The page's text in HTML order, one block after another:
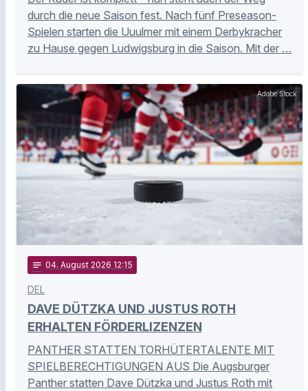
durch die neue Saison fest. Nach fünf Preseason-
Spielen starten die Uuulmer mit einem Derbykracher
zu Hause gegen Ludwigsburg in die Saison. Mit der …
Adobe Stock
notes 04. August 2026 12:15
DEL
DAVE DÜTZKA UND JUSTUS ROTH
ERHALTEN FÖRDERLIZENZEN
PANTHER STATTEN TORHÜTERTALENTE MIT
SPIELBERECHTIGUNGEN AUS Die Augsburger
Panther statten Dave Dützka und Justus Roth mit